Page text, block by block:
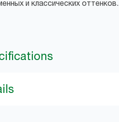
и классических оттенков.